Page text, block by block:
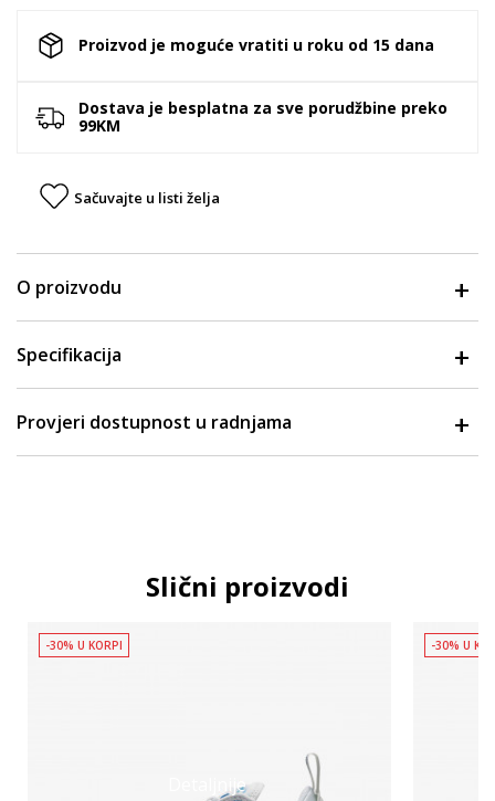
Proizvod je moguće vratiti u roku od 15 dana
Dostava je besplatna za sve porudžbine preko
99KM
Sačuvajte u listi želja
O proizvodu
Specifikacija
Provjeri dostupnost u radnjama
Slični proizvodi
Detaljnije
-30% U KORPI -30% U